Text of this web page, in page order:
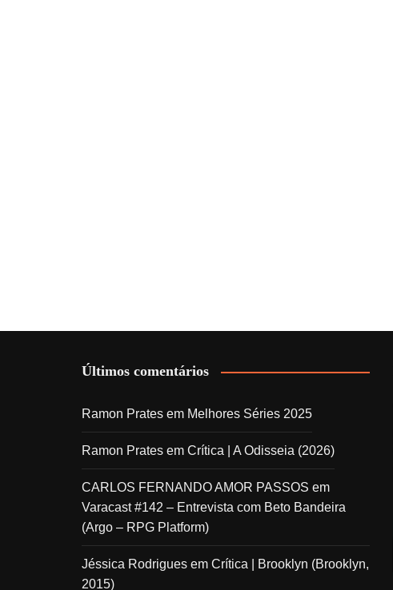
Últimos comentários
Ramon Prates em Melhores Séries 2025
Ramon Prates em Crítica | A Odisseia (2026)
CARLOS FERNANDO AMOR PASSOS em
Varacast #142 – Entrevista com Beto Bandeira
(Argo – RPG Platform)
Jéssica Rodrigues em Crítica | Brooklyn (Brooklyn,
2015)